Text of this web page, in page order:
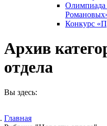
Олимпиада
Конкурс
Архив
отдела
Вы здесь:
Главная